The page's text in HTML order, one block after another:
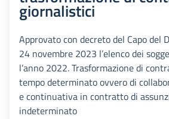
giornalistici
Approvato con decreto del Capo del
24 novembre 2023 l’elenco dei
l’anno 2022. Trasformazione di
tempo determinato ovvero di
e continuativa in contratto di
indeterminato